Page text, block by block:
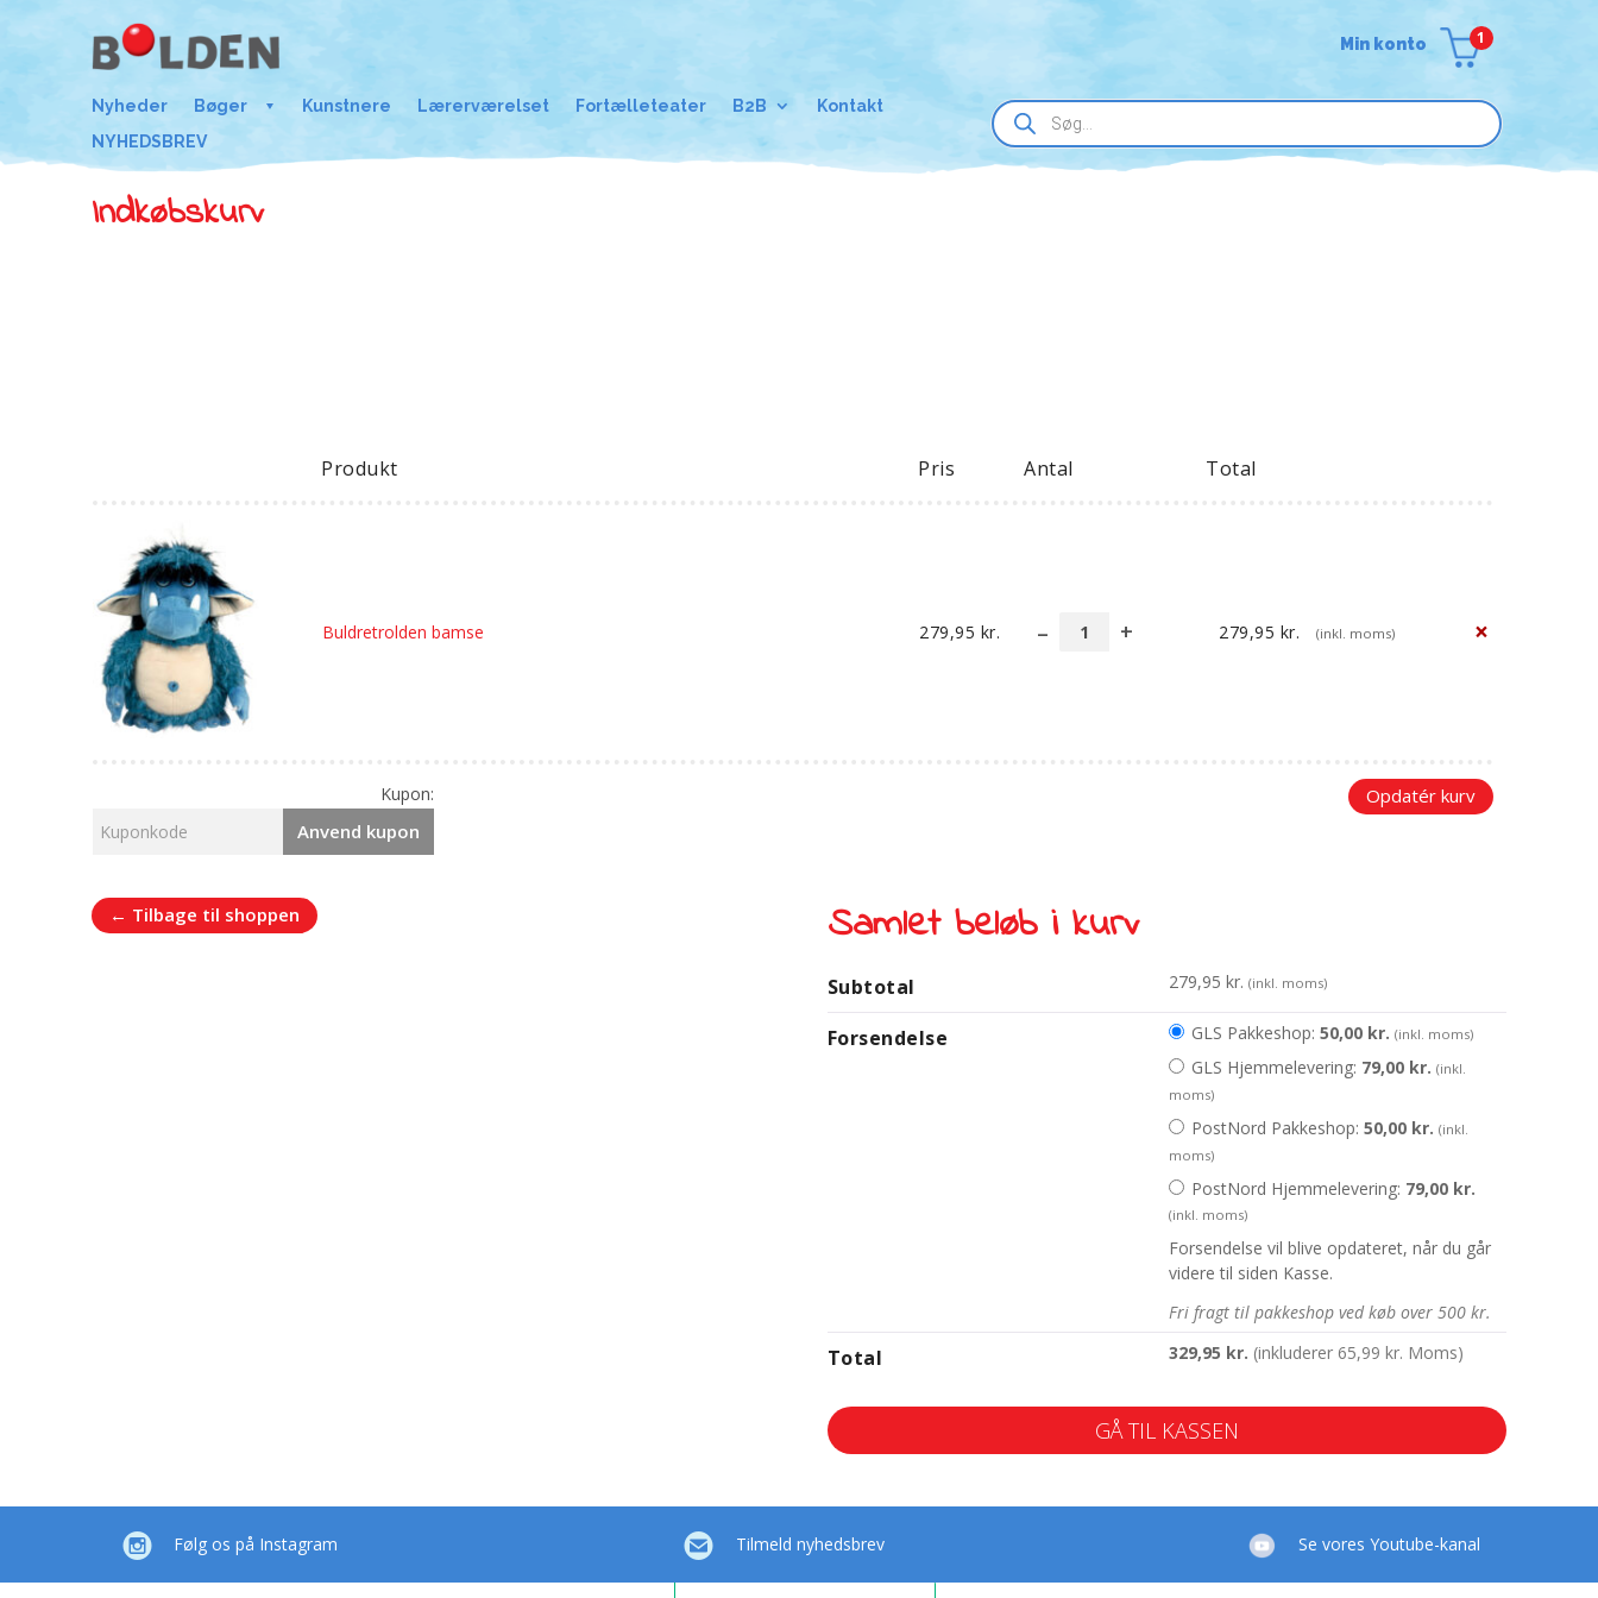
Nyheder Bøger Kunstnere Lærerværelset Fortælleteater B2B
Kontakt
NYHEDSBREV
Min konto 1
Products
search
Indkøbskurv
Produkt Pris Antal Total
Buldretrolden bamse 279,95 kr.
Buldretrolden
279,95 kr. (inkl. moms) ×
Kupon:
Anvend kupon
Opdatér kurv
Samlet beløb i kurv
Subtotal 279,95 kr. (inkl. moms)
Forsendelse GLS Pakkeshop: 50,00 kr. (inkl. moms)
GLS Hjemmelevering: 79,00 kr. (inkl.
moms)
PostNord Pakkeshop: 50,00 kr. (inkl.
moms)
PostNord Hjemmelevering: 79,00 kr.
(inkl. moms)
Forsendelse vil blive opdateret, når du går
videre til siden Kasse.
Fri fragt til pakkeshop ved køb over 500 kr.
Total 329,95 kr. (inkluderer 65,99 kr. Moms)
GÅ TIL KASSEN
← Tilbage til shoppen
Følg os på Instagram Tilmeld nyhedsbrev Se vores Youtube-kanal